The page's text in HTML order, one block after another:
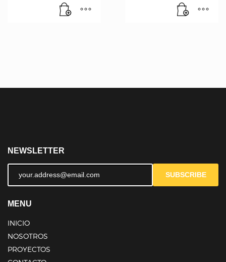
NEWSLETTER
SUBSCRIBE
MENU
INICIO
NOSOTROS
PROYECTOS